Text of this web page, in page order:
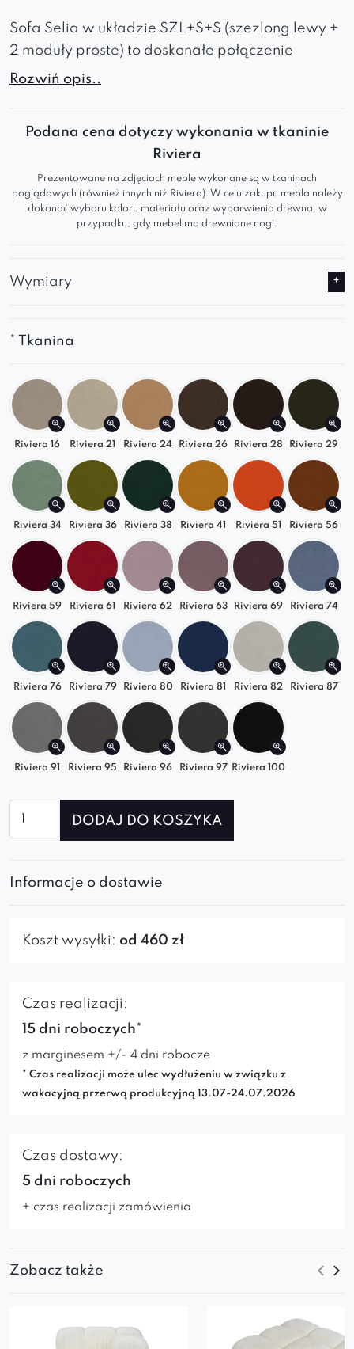
Sofa Selia w układzie SZL+S+S (szezlong lewy +
2 moduły proste) to doskonałe połączenie
komfortu i nowoczesnego designu. Jej miękka
stylowych biur.
Dlaczego warto ją wybrać?
Modułowa budowa– łatwo dopasujesz ją
rodziną lub gośćmi.
w dotyku i elegancko pikowana.
kolory do wyboru.
Polska jakość – trwałość, precyzja i dbałość o
detale.
Styl i funkcjonalność w jednym
Sofa Selia świetnie odnajduje się w
nowoczesnych, loftowych i minimalistycznych
wnętrzach. To komfortowa kanapa do salonu,
która może zmieniać się razem z Tobą. Odkryj
inne moduły i skomponuj swój idealny zestaw
wypoczynkowy!
Rozwiń opis..
Podana cena dotyczy wykonania w tkaninie
Riviera
Prezentowane na zdjęciach meble wykonane są w tkaninach
poglądowych (również innych niż Riviera). W celu zakupu mebla należy
dokonać wyboru koloru materiału oraz wybarwienia drewna, w
przypadku, gdy mebel ma drewniane nogi.
Wymiary
* Tkanina
Riviera 16 Riviera 21 Riviera 24 Riviera 26 Riviera 28 Riviera 29
Riviera 34 Riviera 36 Riviera 38 Riviera 41 Riviera 51 Riviera 56
Riviera 59 Riviera 61 Riviera 62 Riviera 63 Riviera 69 Riviera 74
Riviera 76 Riviera 79 Riviera 80 Riviera 81 Riviera 82 Riviera 87
Riviera 91 Riviera 95 Riviera 96 Riviera 97 Riviera 100
Sofa
SZL+S+S
DODAJ DO KOSZYKA
Informacje o dostawie
Koszt wysyłki: od 460 zł
Czas realizacji:
15 dni roboczych*
z marginesem +/- 4 dni robocze
* Czas realizacji może ulec wydłużeniu w związku z
wakacyjną przerwą produkcyjną 13.07-24.07.2026
Czas dostawy:
5 dni roboczych
+ czas realizacji zamówienia
Zobacz także